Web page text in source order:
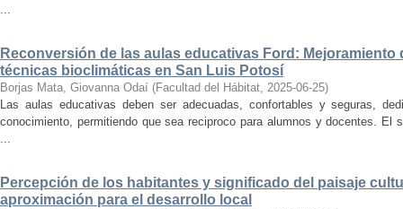
...
Reconversión de las aulas educativas Ford:
técnicas bioclimáticas en San Luis Potosí
Borjas Mata, Giovanna Odaí (Facultad del Hábitat, 2025-06-25)
Las aulas educativas deben ser adecuadas, confortables y seguras,
conocimiento, permitiendo que sea reciproco para alumnos y docentes. El
...
Percepción de los habitantes y significado del paisaje
aproximación para el desarrollo local